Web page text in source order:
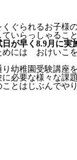
くぐられるお子様
いらっしゃること
が早く8.9月に実
めには おけいこ
幼稚園受験講座
必要な様々な課
とはじぶんでや